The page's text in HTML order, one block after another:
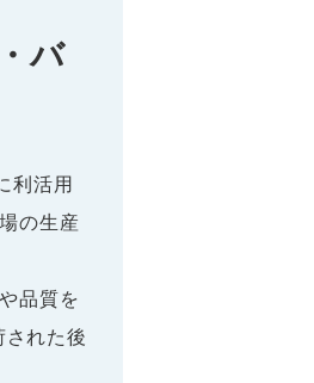
バ
利活用
の生産
品質を
れた後